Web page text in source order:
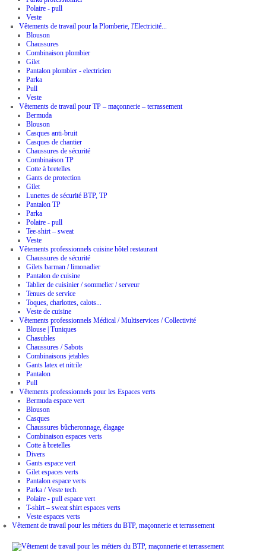
Polaire - pull
Veste
Vêtements de travail pour la Plomberie, l'Electricité...
Blouson
Chaussures
Combinaison plombier
Gilet
Pantalon plombier - electricien
Parka
Pull
Veste
Vêtements de travail pour TP – maçonnerie – terrassement
Bermuda
Blouson
Casques anti-bruit
Casques de chantier
Chaussures de sécurité
Combinaison TP
Cotte à bretelles
Gants de protection
Gilet
Lunettes de sécurité BTP, TP
Pantalon TP
Parka
Polaire - pull
Tee-shirt – sweat
Veste
Vêtements professionnels cuisine hôtel restaurant
Chaussures de sécurité
Gilets barman / limonadier
Pantalon de cuisine
Tablier de cuisinier / sommelier / serveur
Tenues de service
Toques, charlottes, calots...
Veste de cuisine
Vêtements professionnels Médical / Multiservices / Collectivité
Blouse | Tuniques
Chasubles
Chaussures / Sabots
Combinaisons jetables
Gants latex et nitrile
Pantalon
Pull
Vêtements professionnels pour les Espaces verts
Bermuda espace vert
Blouson
Casques
Chaussures bûcheronnage, élagage
Combinaison espaces verts
Cotte à bretelles
Divers
Gants espace vert
Gilet espaces verts
Pantalon espace verts
Parka / Veste tech.
Polaire - pull espace vert
T-shirt – sweat shirt espaces verts
Veste espaces verts
Vêtement de travail pour les métiers du BTP, maçonnerie et terrassement